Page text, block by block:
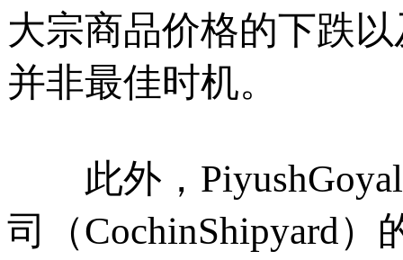
大宗商品价格的下跌
并非最佳时机。
此外，PiyushGoyal
司（CochinShipyard